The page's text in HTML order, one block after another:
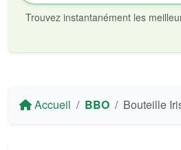
Trouvez instantanément les
Accueil BBO Bouteille Irisana BBO18 en